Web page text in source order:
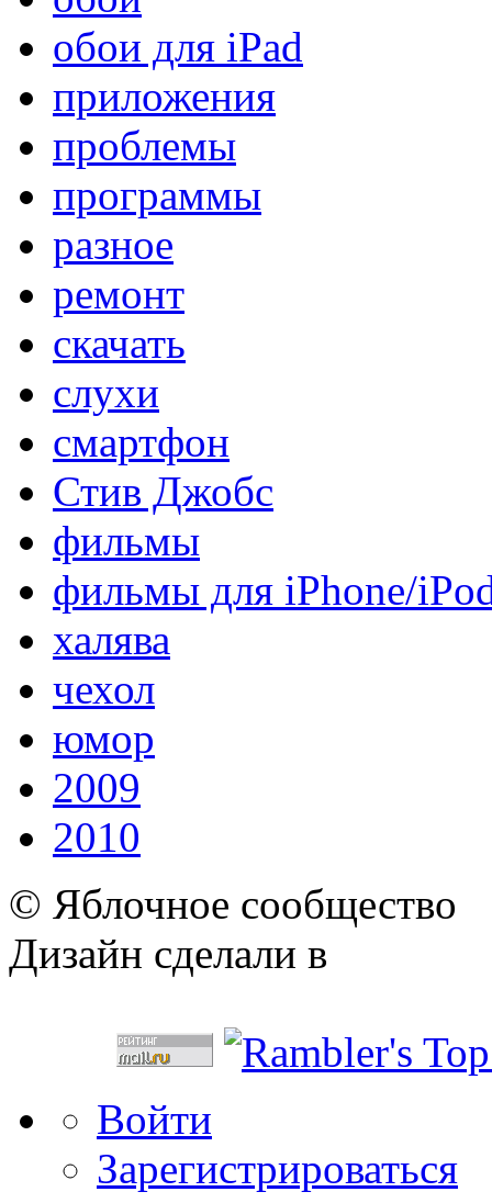
обои для iPad
приложения
проблемы
программы
разное
ремонт
скачать
слухи
смартфон
Стив Джобс
фильмы
фильмы для iPhone/
халява
чехол
юмор
2009
2010
© Яблочное сообщество
Дизайн сделали в
Войти
Зарегистрироваться